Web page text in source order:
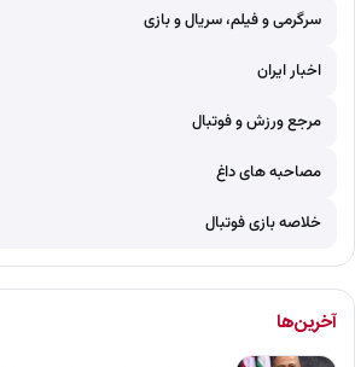
سرگرمی و فیلم، سریال و بازی
اخبار ایران
مرجع ورزش و فوتبال
مصاحبه های داغ
خلاصه بازی فوتبال
آخرین‌ها